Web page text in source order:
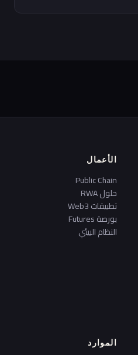
الأعمال
Public Chain
حلول RWA
تطبيقات Web3
بورصة Futures
النظام البيئي
الموارد